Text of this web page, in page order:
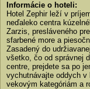
Informácie o hoteli:
Hotel Zephir leží v
neďaleko centra
Zarzis, presláveného
sfarbené more a
Zasadený do
všetko, čo od správnej
centre, prejdete sa po
vychutnávajte oddych v
vekovým kategóriám a